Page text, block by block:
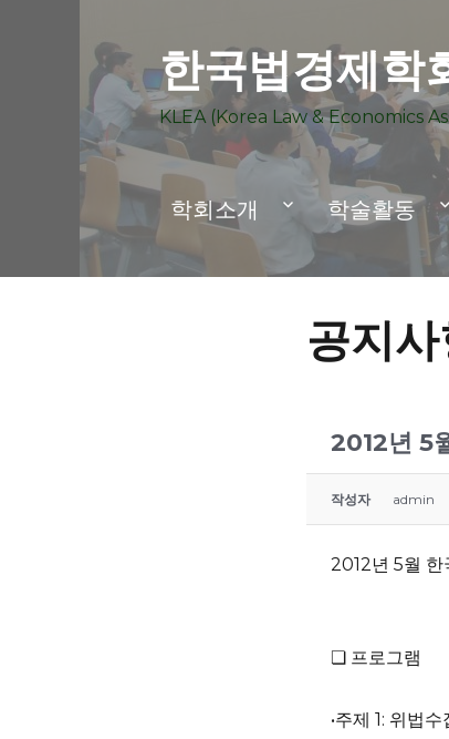
한국법경제학
KLEA (Korea Law & Economics
학회소개 학술활동
공지
2012년 5
작성자 admin
2012년 5월 한
❏ 프로그램
•주제 1: 위법